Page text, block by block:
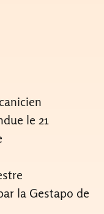
le 21
la Gestapo de